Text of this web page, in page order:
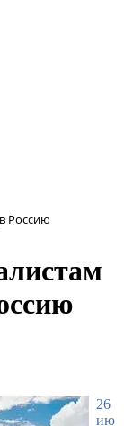
Россию
26
ию